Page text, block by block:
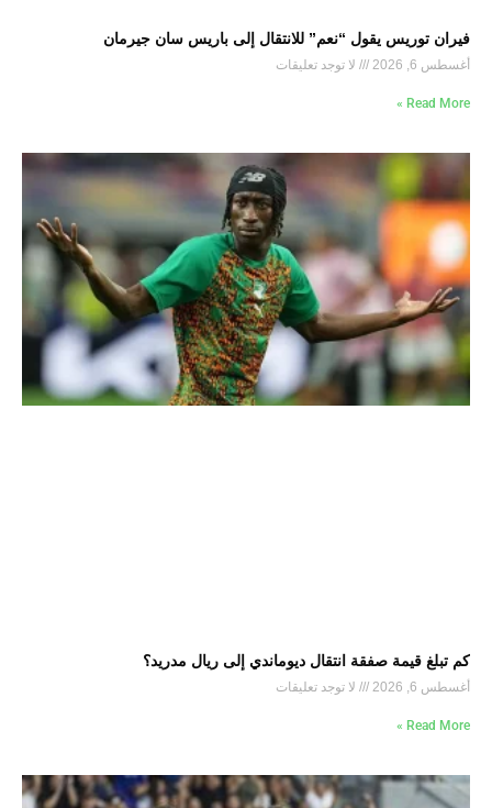
فيران توريس يقول “نعم” للانتقال إلى باريس سان جيرمان
أغسطس 6, 2026 لا توجد تعليقات
Read More »
كم تبلغ قيمة صفقة انتقال ديوماندي إلى ريال مدريد؟
أغسطس 6, 2026 لا توجد تعليقات
Read More »